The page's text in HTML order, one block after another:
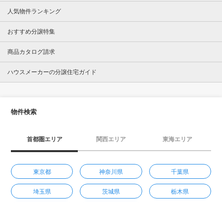
人気物件ランキング
おすすめ分譲特集
商品カタログ請求
ハウスメーカーの分譲住宅ガイド
物件検索
首都圏エリア 関西エリア 東海エリア
東京都 神奈川県 千葉県
埼玉県 茨城県 栃木県